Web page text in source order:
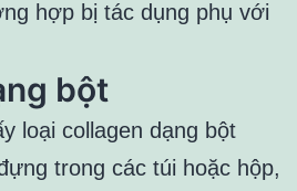
hợp bị tác dụng phụ với
bột
loại collagen dạng bột
trong các túi hoặc hộp,